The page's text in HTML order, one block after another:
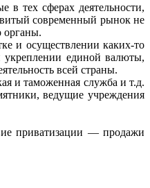
в тех сферах деятельности,
современный рынок не
органы.
и осуществлении каких-то
укреплении единой валюты,
всей страны.
и таможенная служба и т.д.
ведущие учреждения
приватизации — продажи